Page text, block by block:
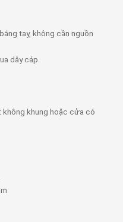
tay, không cần nguồn
dây cáp.
khung hoặc cửa có